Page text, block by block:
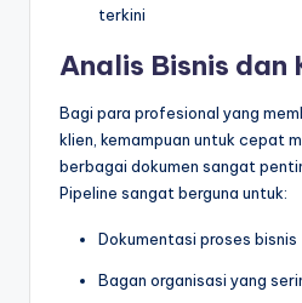
terkini
Analis Bisnis dan
Bagi para profesional yang
klien, kemampuan untuk cepat
berbagai dokumen sangat
Pipeline sangat berguna untuk:
Dokumentasi proses bisnis
Bagan organisasi yang